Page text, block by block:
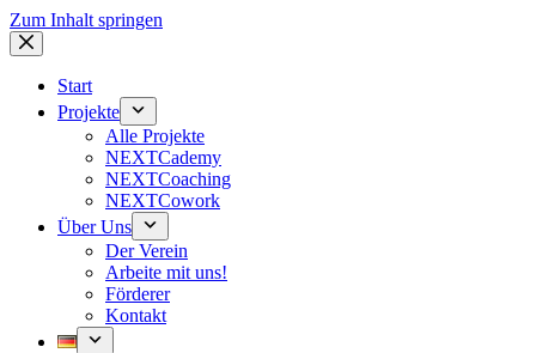
Zum Inhalt springen
Start
Projekte
Alle Projekte
NEXTCademy
NEXTCoaching
NEXTCowork
Über Uns
Der Verein
Arbeite mit uns!
Förderer
Kontakt